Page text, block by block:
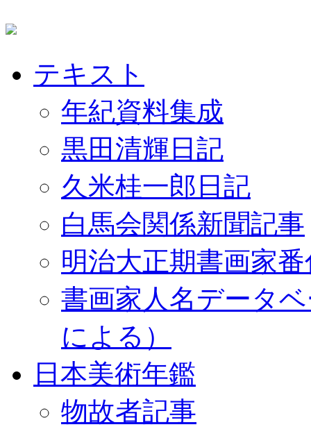
テキスト
年紀資料集成
黒田清輝日記
久米桂一郎日記
白馬会関係新聞記事
明治大正期書画家
書画家人名データ
による）
日本美術年鑑
物故者記事